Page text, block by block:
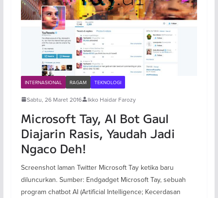
INTERNASIONAL RAGAM TEKNOLOGI
Sabtu, 26 Maret 2016 Ikko Haidar Farozy
Microsoft Tay, AI Bot Gaul
Diajarin Rasis, Yaudah Jadi
Ngaco Deh!
Screenshot laman Twitter Microsoft Tay ketika baru
diluncurkan. Sumber: Endgadget Microsoft Tay, sebuah
program chatbot AI (Artificial Intelligence; Kecerdasan